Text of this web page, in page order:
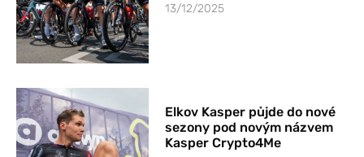
13/12/2025
Elkov Kasper půjde do nové
sezony pod novým názvem
Kasper Crypto4Me